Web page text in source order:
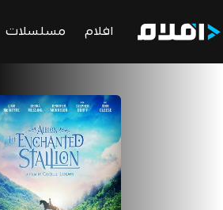
افلام مسلسلات